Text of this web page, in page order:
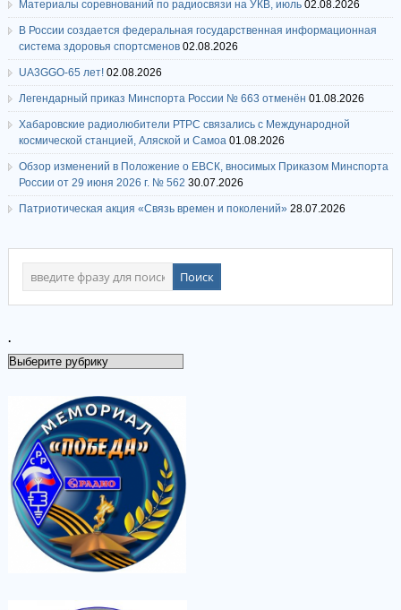
Материалы соревнований по радиосвязи на УКВ, июль 02.08.2026
В России создается федеральная государственная информационная
система здоровья спортсменов 02.08.2026
UA3GGO-65 лет! 02.08.2026
Легендарный приказ Минспорта России № 663 отменён 01.08.2026
Хабаровские радиолюбители РТРС связались с Международной
космической станцией, Аляской и Самоа 01.08.2026
Обзор изменений в Положение о ЕВСК, вносимых Приказом Минспорта
России от 29 июня 2026 г. № 562 30.07.2026
Патриотическая акция «Связь времен и поколений» 28.07.2026
.